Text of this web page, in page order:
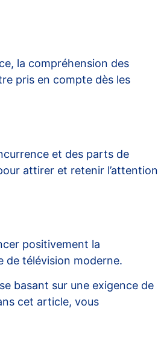
la compréhension des
pris en compte dès les
et des parts de
attirer et retenir l’attention
positivement la
de télévision moderne.
basant sur une exigence de
cet article, vous